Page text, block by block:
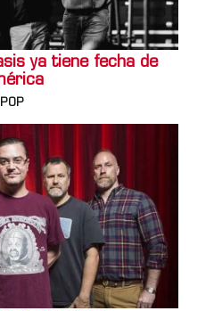
ya tiene fecha de